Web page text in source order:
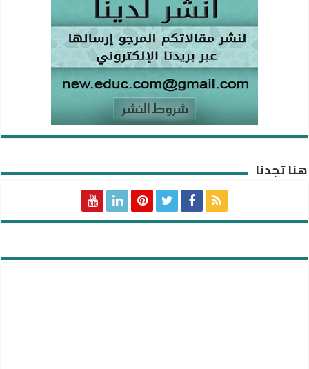
هنا تجدنا